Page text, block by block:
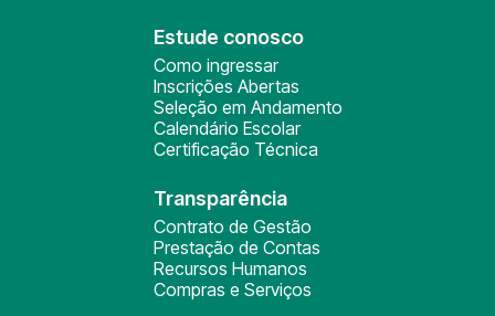
Estude conosco
Como ingressar
Inscrições Abertas
Seleção em Andamento
Calendário Escolar
Certificação Técnica
Transparência
Contrato de Gestão
Prestação de Contas
Recursos Humanos
Compras e Serviços